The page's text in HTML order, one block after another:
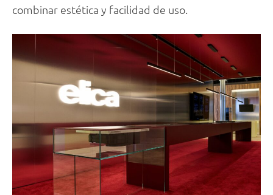
combinar estética y facilidad de uso.